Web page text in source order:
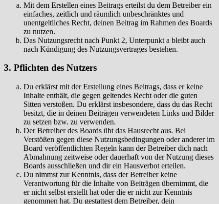
Mit dem Erstellen eines Beitrags erteilst du dem Betreiber ein
einfaches, zeitlich und räumlich unbeschränktes und
unentgeltliches Recht, deinen Beitrag im Rahmen des Boards
zu nutzen.
Das Nutzungsrecht nach Punkt 2, Unterpunkt a bleibt auch
nach Kündigung des Nutzungsvertrages bestehen.
3. Pflichten des Nutzers
Du erklärst mit der Erstellung eines Beitrags, dass er keine
Inhalte enthält, die gegen geltendes Recht oder die guten
Sitten verstoßen. Du erklärst insbesondere, dass du das Recht
besitzt, die in deinen Beiträgen verwendeten Links und Bilder
zu setzen bzw. zu verwenden.
Der Betreiber des Boards übt das Hausrecht aus. Bei
Verstößen gegen diese Nutzungsbedingungen oder anderer im
Board veröffentlichten Regeln kann der Betreiber dich nach
Abmahnung zeitweise oder dauerhaft von der Nutzung dieses
Boards ausschließen und dir ein Hausverbot erteilen.
Du nimmst zur Kenntnis, dass der Betreiber keine
Verantwortung für die Inhalte von Beiträgen übernimmt, die
er nicht selbst erstellt hat oder die er nicht zur Kenntnis
genommen hat. Du gestattest dem Betreiber, dein